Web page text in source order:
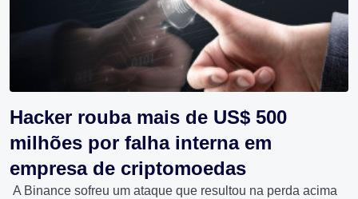
Hacker rouba mais de US$ 500
milhões por falha interna em
empresa de criptomoedas
A Binance sofreu um ataque que resultou na perda acima